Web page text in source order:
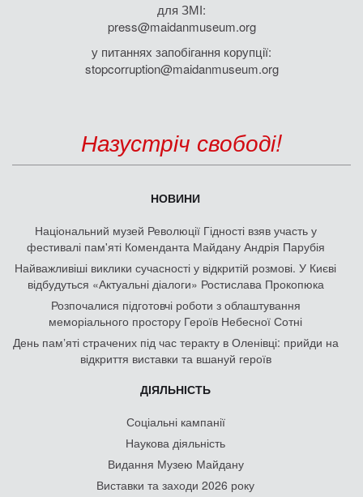
для ЗМІ:
press@maidanmuseum.org
у питаннях запобігання корупції:
stopcorruption@maidanmuseum.org
Назустріч свободі!
НОВИНИ
Національний музей Революції Гідності взяв участь у
фестивалі пам'яті Коменданта Майдану Андрія Парубія
Найважливіші виклики сучасності у відкритій розмові. У Києві
відбудуться «Актуальні діалоги» Ростислава Прокопюка
Розпочалися підготовчі роботи з облаштування
меморіального простору Героїв Небесної Сотні
День памʼяті страчених під час теракту в Оленівці: прийди на
відкриття виставки та вшануй героїв
ДІЯЛЬНІСТЬ
Соціальні кампанії
Наукова діяльність
Видання Музею Майдану
Виставки та заходи 2026 року